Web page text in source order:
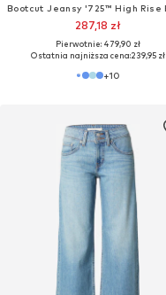
287,18 zł
Pierwotnie: 479,90 zł
Ostatnia najniższa cena:239,95 zł
+10